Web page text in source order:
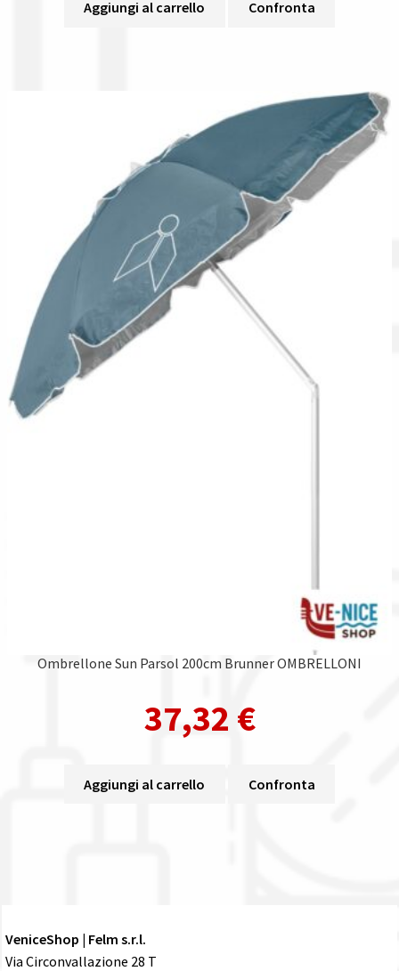
Aggiungi al carrello Confronta
Ombrellone Sun Parsol 200cm Brunner OMBRELLONI
37,32 €
Aggiungi al carrello Confronta
VeniceShop | Felm s.r.l.
Via Circonvallazione 28 T